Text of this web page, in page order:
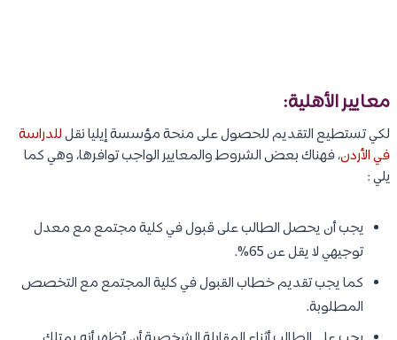
معايير الأهلية:
لكي تستطيع التقديم للحصول على منحة مؤسسة إيليا نقلللدراسة
في الأردن، فهناك بعض الشروط والمعايير الواجب توافرها، وهي كما
يلي :
يجب أن يحصل الطالب على قبول في كلية مجتمع مع معدل
توجيهي لا يقل عن 65%.
كما يجب تقديم خطاب القبول في كلية المجتمع مع التخصص
المطلوبة.